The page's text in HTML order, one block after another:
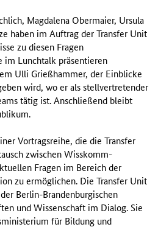
Magdalena Obermaier, Ursula
haben im Auftrag der Transfer Unit
zu diesen Fragen
im Lunchtalk präsentieren
Ulli Grießhammer, der Einblicke
wird, wo er als stellvertretender
tätig ist. Anschließend bleibt
Vortragsreihe, die die Transfer
zwischen Wisskomm-
Fragen im Bereich der
zu ermöglichen. Die Transfer Unit
Berlin-Brandenburgischen
und Wissenschaft im Dialog. Sie
für Bildung und